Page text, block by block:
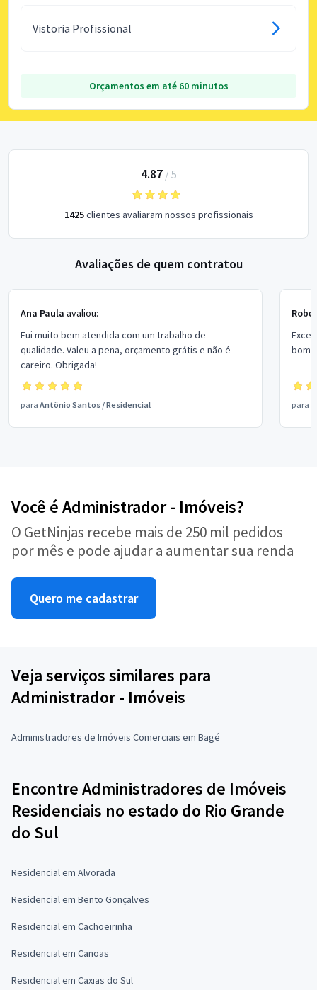
Vistoria Profissional
Orçamentos em até 60 minutos
4.87/ 5
1425clientes avaliaram nossos profissionais
Avaliações de quem contratou
Ana Paula avaliou:
Fui muito bem atendida com um trabalho de
qualidade. Valeu a pena, orçamento grátis e não é
careiro. Obrigada!
para Antônio Santos /Residencial
bom
para
Você é Administrador - Imóveis?
O GetNinjas recebe mais de 250 mil pedidos
por mês e pode ajudar a aumentar sua renda
Quero me cadastrar
Veja serviços similares para
Administrador - Imóveis
Administradores de Imóveis Comerciais em Bagé
Encontre Administradores de Imóveis
Residenciais no estado do Rio Grande
do Sul
Residencial em Alvorada
Residencial em Bento Gonçalves
Residencial em Cachoeirinha
Residencial em Canoas
Residencial em Caxias do Sul